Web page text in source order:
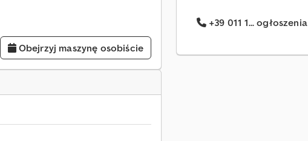
Obejrzyj maszynę osobiście
+39 011 1... ogłoszenia